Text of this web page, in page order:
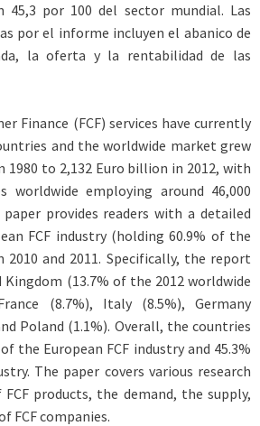
45,3 por 100 del sector mundial. Las
por el informe incluyen el abanico de
la oferta y la rentabilidad de las
Finance (FCF) services have currently
and the worldwide market grew
1980 to 2,132 Euro billion in 2012, with
worldwide employing around 46,000
provides readers with a detailed
FCF industry (holding 60.9% of the
and 2011. Specifically, the report
(13.7% of the 2012 worldwide
(8.7%), Italy (8.5%), Germany
Poland (1.1%). Overall, the countries
the European FCF industry and 45.3%
The paper covers various research
products, the demand, the supply,
FCF companies.